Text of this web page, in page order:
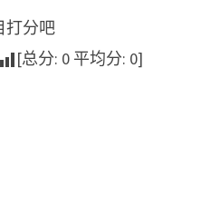
打分吧
[总分: 0 平均分: 0]